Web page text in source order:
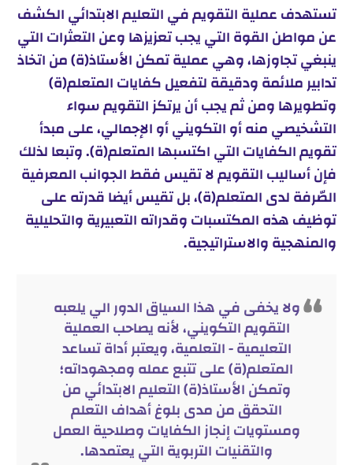
تستهدف عملية التقويم في التعليم الابتدائي الكشف
عن مواطن القوة التي يجب تعزيزها وعن التعثرات التي
ينبغي تجاوزها، وهي عملية تمكن الأستاذ(ة) من اتخاذ
تدابير ملائمة ودقيقة لتفعيل كفايات المتعلم(ة)
وتطويرها ومن ثم يجب أن يرتكز التقويم سواء
التشخيصي منه أو التكويني أو الإجمالي، على مبدأ
تقويم الكفايات التي اكتسبها المتعلم(ة). وتبعا لذلك
فإن أساليب التقويم لا تقيس فقط الجوانب المعرفية
الصّرفة لدى المتعلم(ة)، بل تقيس أيضا قدرته على
توظيف هذه المكتسبات وقدراته التعبيرية والتحليلية
والمنهجية والاستراتيجية.
ولا يخفى في هذا السياق الدور الي يلعبه
التقويم التكويني، لأنه يصاحب العملية
التعليمية - التعلمية، ويعتبر أداة تساعد
المتعلم(ة) على تتبع عمله ومجهوداته؛
وتمكن الأستاذ(ة) التعليم الابتدائي من
التحقق من مدى بلوغ أهداف التعلم
ومستويات إنجاز الكفايات وصلاحية العمل
والتقنيات التربوية التي يعتمدها.